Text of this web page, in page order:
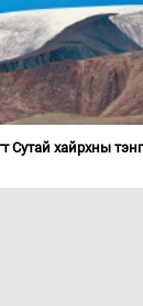
хайрхны